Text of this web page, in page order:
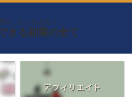
やしたい方必見！
きる副業の全て
アフィリエイト